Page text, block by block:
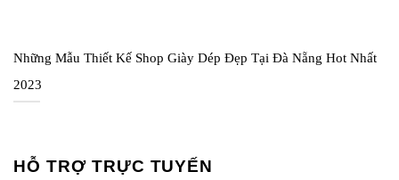
Những Mẫu Thiết Kế Shop Giày Dép Đẹp Tại Đà Nẵng Hot Nhất
2023
HỖ TRỢ TRỰC TUYẾN